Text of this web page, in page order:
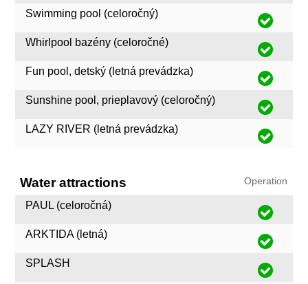
Swimming pool (celoročný)
Whirlpool bazény (celoročné)
Fun pool, detský (letná prevádzka)
Sunshine pool, prieplavový (celoročný)
LAZY RIVER (letná prevádzka)
Water attractions Operation
PAUL (celoročná)
ARKTIDA (letná)
SPLASH